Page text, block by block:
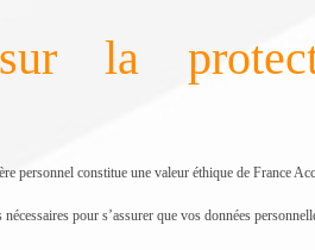
la
personnel constitue une valeur éthique de France
pour s’assurer que vos données